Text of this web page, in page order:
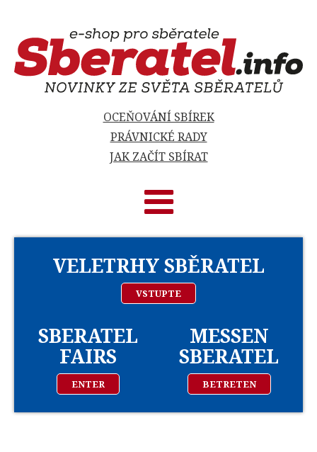
OCEŇOVÁNÍ SBÍREK
PRÁVNICKÉ RADY
JAK ZAČÍT SBÍRAT
VELETRHY SBĚRATEL
VSTUPTE
SBERATEL
FAIRS
ENTER
MESSEN
SBERATEL
BETRETEN